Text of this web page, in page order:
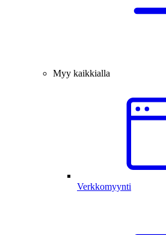
Myy kaikkialla
Verkkomyynti